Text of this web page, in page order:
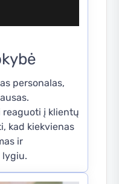
personalas,
reaguoti į klientų
kad kiekvienas
ir
lygiu.